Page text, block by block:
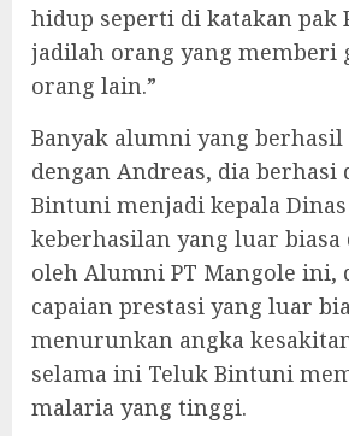
hidup seperti di katakan pak
jadilah orang yang memberi
orang lain.”
Banyak alumni yang
dengan Andreas, dia berhasi
Bintuni menjadi kepala Dinas
keberhasilan yang luar
oleh Alumni PT Mangole ini,
capaian prestasi yang luar
menurunkan angka
selama ini Teluk Bintuni
malaria yang tinggi.